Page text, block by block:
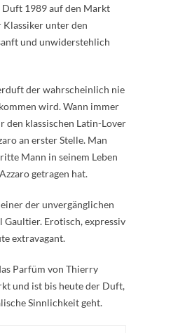
Duft 1989 auf den Markt
Klassiker unter den
und unwiderstehlich
der wahrscheinlich nie
wird. Wann immer
den klassischen Latin-Lover
an erster Stelle. Man
Mann in seinem Leben
getragen hat.
der unvergänglichen
Gaultier. Erotisch, expressiv
extravagant.
Parfüm von Thierry
und ist bis heute der Duft,
Sinnlichkeit geht.